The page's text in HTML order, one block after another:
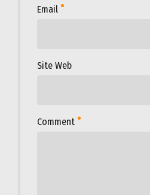
Comment
Email
Site Web